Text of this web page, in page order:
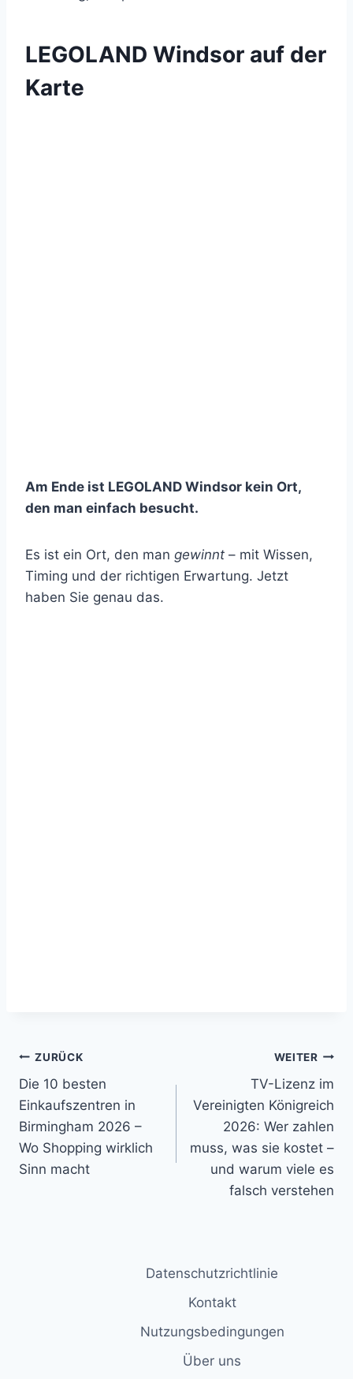
LEGOLAND Windsor auf der
Karte
Am Ende ist LEGOLAND Windsor kein Ort,
den man einfach besucht.
Es ist ein Ort, den man gewinnt – mit Wissen,
Timing und der richtigen Erwartung. Jetzt
haben Sie genau das.
Beitragsnavigation
ZURÜCK
Die 10 besten
Einkaufszentren in
Birmingham 2026 –
Wo Shopping wirklich
Sinn macht
WEITER
TV-Lizenz im
Vereinigten Königreich
2026: Wer zahlen
muss, was sie kostet –
und warum viele es
falsch verstehen
Datenschutzrichtlinie
Kontakt
Nutzungsbedingungen
Über uns